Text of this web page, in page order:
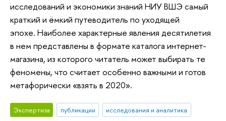
исследований и экономики знаний НИУ ВШЭ самый
краткий и ёмкий путеводитель по уходящей
эпохе. Наиболее характерные явления десятилетия
в нем представлены в формате каталога интернет-
магазина, из которого читатель может выбирать те
феномены, что считает особенно важными и готов
метафорически «взять в 2020».
Экспертиза публикации
исследования и аналитика